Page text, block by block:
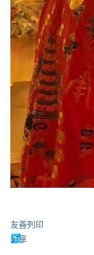
友善列印
分享